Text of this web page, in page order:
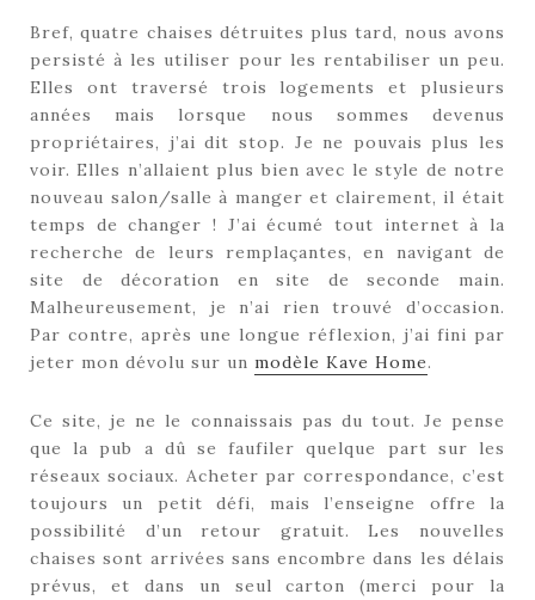
Bref, quatre chaises détruites plus tard, nous avons
persisté à les utiliser pour les rentabiliser un peu.
Elles ont traversé trois logements et plusieurs
années mais lorsque nous sommes devenus
propriétaires, j’ai dit stop. Je ne pouvais plus les
voir. Elles n’allaient plus bien avec le style de notre
nouveau salon/salle à manger et clairement, il était
temps de changer ! J’ai écumé tout internet à la
recherche de leurs remplaçantes, en navigant de
site de décoration en site de seconde main.
Malheureusement, je n’ai rien trouvé d’occasion.
Par contre, après une longue réflexion, j’ai fini par
jeter mon dévolu sur un modèle Kave Home.
Ce site, je ne le connaissais pas du tout. Je pense
que la pub a dû se faufiler quelque part sur les
réseaux sociaux. Acheter par correspondance, c’est
toujours un petit défi, mais l’enseigne offre la
possibilité d’un retour gratuit. Les nouvelles
chaises sont arrivées sans encombre dans les délais
prévus, et dans un seul carton (merci pour la